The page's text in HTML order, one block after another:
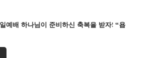
예배 하나님이 준비하신 축복을 받자! “욥